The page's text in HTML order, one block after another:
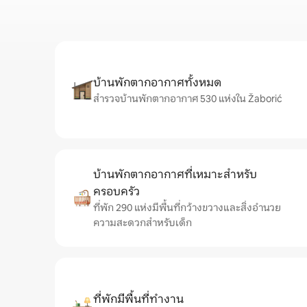
บ้านพักตากอากาศทั้งหมด
สำรวจบ้านพักตากอากาศ 530 แห่งใน Žaborić
บ้านพักตากอากาศที่เหมาะสำหรับ
ครอบครัว
ที่พัก 290 แห่งมีพื้นที่กว้างขวางและสิ่งอำนวย
ความสะดวกสำหรับเด็ก
ที่พักมีพื้นที่ทำงาน